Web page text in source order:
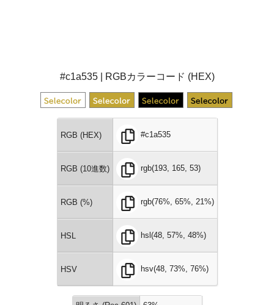
#c1a535 | RGBカラーコード (HEX)
RGB (HEX) #c1a535
RGB (10進数) rgb(193, 165, 53)
RGB (%) rgb(76%, 65%, 21%)
HSL hsl(48, 57%, 48%)
HSV hsv(48, 73%, 76%)